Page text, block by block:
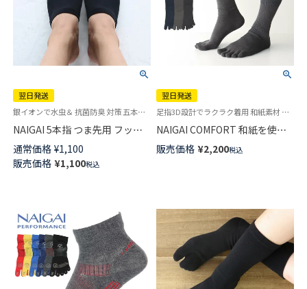
翌日発送
銀イオンで水虫＆ 抗菌防臭 対策 五本指 インナー 靴下 男性 靴下 旧02372507
NAIGAI 5本指 つま先用 フット
キャップ アンダーソックス 抗
菌防臭 消臭加工 メンズ 【365日
最短翌日発送】02262550
通常価格 ¥1,100
販売価格 ¥1,100税込
翌日発送
足指3D設計でラクラク着用 和紙素材 五本指 日本製 ソックス ナイガイ コンフォート
NAIGAI COMFORT 和紙を使っ
た靴下 5本指 サラッとした肌ざ
わり 親指セパレート ホールガ
販売価格 ¥2,200税込